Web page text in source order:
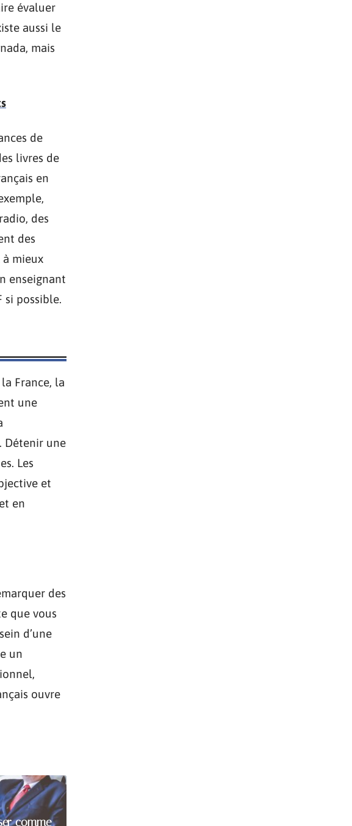
évaluer
aussi le
mais
de
livres de
en
des
des
mieux
enseignant
possible.
France, la
une
Détenir une
Les
et
en
des
que vous
d’une
un
ouvre
comme